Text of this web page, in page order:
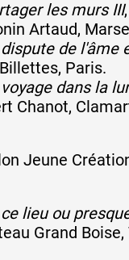
les murs III
Artaud,
de l'âme
Paris.
dans la
Chanot,
Jeune
lieu ou
Grand